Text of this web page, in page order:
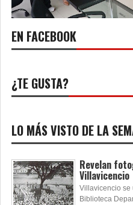
EN FACEBOOK
¿TE GUSTA?
LO MÁS VISTO DE LA
Revelan
Villavicencio
Villavicencio se
Biblioteca